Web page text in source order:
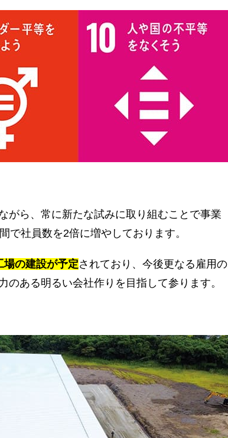
がら、常に新たな試みに取り組むことで事業
で社員数を2倍に増やしております。
場の建設が予定されており、今後更なる雇用の
ある明るい会社作りを目指して参ります。